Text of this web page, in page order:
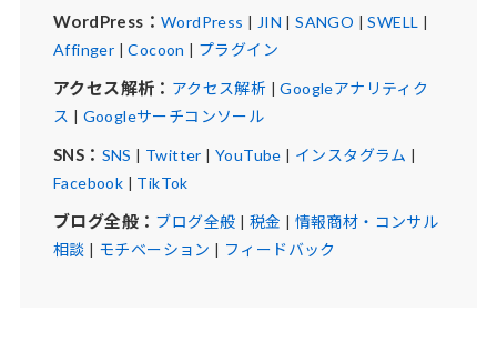
WordPress： WordPress | JIN |SANGO |SWELL |
Affinger |Cocoon | プラグイン
アクセス解析： アクセス解析 |Googleアナリティク
ス | Googleサーチコンソール
SNS： SNS | Twitter | YouTube | インスタグラム |
Facebook | TikTok
ブログ全般： ブログ全般 | 税金 | 情報商材・コンサル
相談 | モチベーション | フィードバック